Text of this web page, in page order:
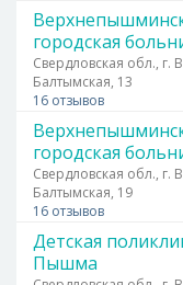
городская
Свердловская обл., г.
Балтымская, 13
16 отзывов
городская
Свердловская обл., г.
Балтымская, 19
16 отзывов
Детская
Пышма